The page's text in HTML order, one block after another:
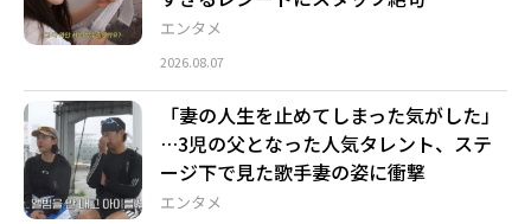
エンタメ
2026.08.07
エンタメ
「妻の人生を止めてしまった気がした」
…3児の父となった人気タレント、ステ
ージ下で見た歌手妻の姿に衝撃